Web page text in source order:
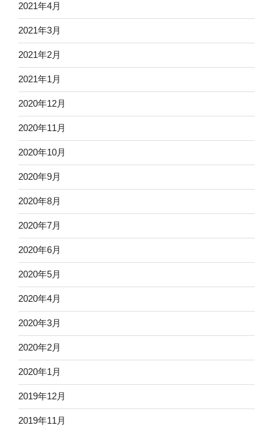
2021年4月
2021年3月
2021年2月
2021年1月
2020年12月
2020年11月
2020年10月
2020年9月
2020年8月
2020年7月
2020年6月
2020年5月
2020年4月
2020年3月
2020年2月
2020年1月
2019年12月
2019年11月